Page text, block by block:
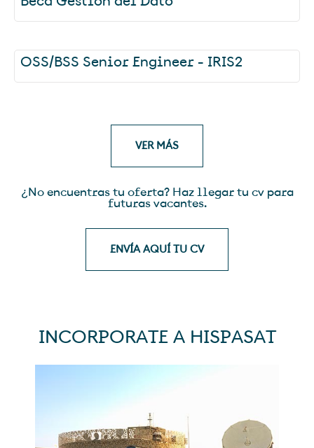
OSS/BSS Senior Engineer - IRIS2
VER MÁS
¿No encuentras tu oferta? Haz llegar tu cv para
futuras vacantes.
ENVÍA AQUÍ TU CV
INCORPORATE A HISPASAT